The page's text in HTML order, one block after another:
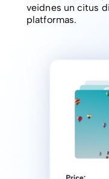
veidnes un citus
platformas.